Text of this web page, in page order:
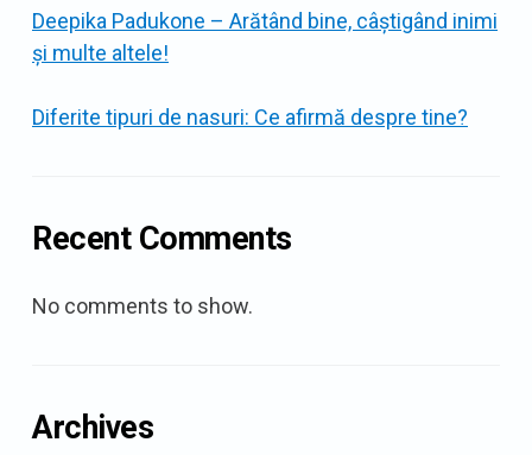
Deepika Padukone – Arătând bine, câștigând inimi
și multe altele!
Diferite tipuri de nasuri: Ce afirmă despre tine?
Recent Comments
No comments to show.
Archives